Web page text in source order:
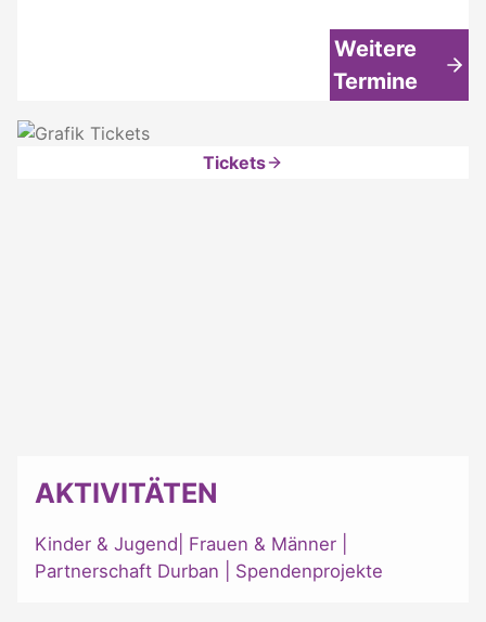
Weitere
Termine
Tickets
AKTIVITÄTEN
Kinder & Jugend Frauen & Männer
Partnerschaft Durban
Spendenprojekte